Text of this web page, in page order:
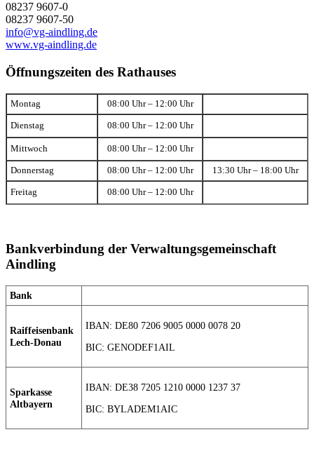
08237 9607-0
08237 9607-50
info@vg-aindling.de
www.vg-aindling.de
Öffnungszeiten des Rathauses
Montag 08:00 Uhr – 12:00 Uhr
Dienstag 08:00 Uhr – 12:00 Uhr
Mittwoch 08:00 Uhr – 12:00 Uhr
Donnerstag 08:00 Uhr – 12:00 Uhr 13:30 Uhr – 18:00 Uhr
Freitag 08:00 Uhr – 12:00 Uhr
Bankverbindung der Verwaltungsgemeinschaft
Aindling
Bank
Raiffeisenbank
Lech-Donau
IBAN: DE80 7206 9005 0000 0078 20
BIC: GENODEF1AIL
Sparkasse
Altbayern
IBAN: DE38 7205 1210 0000 1237 37
BIC: BYLADEM1AIC